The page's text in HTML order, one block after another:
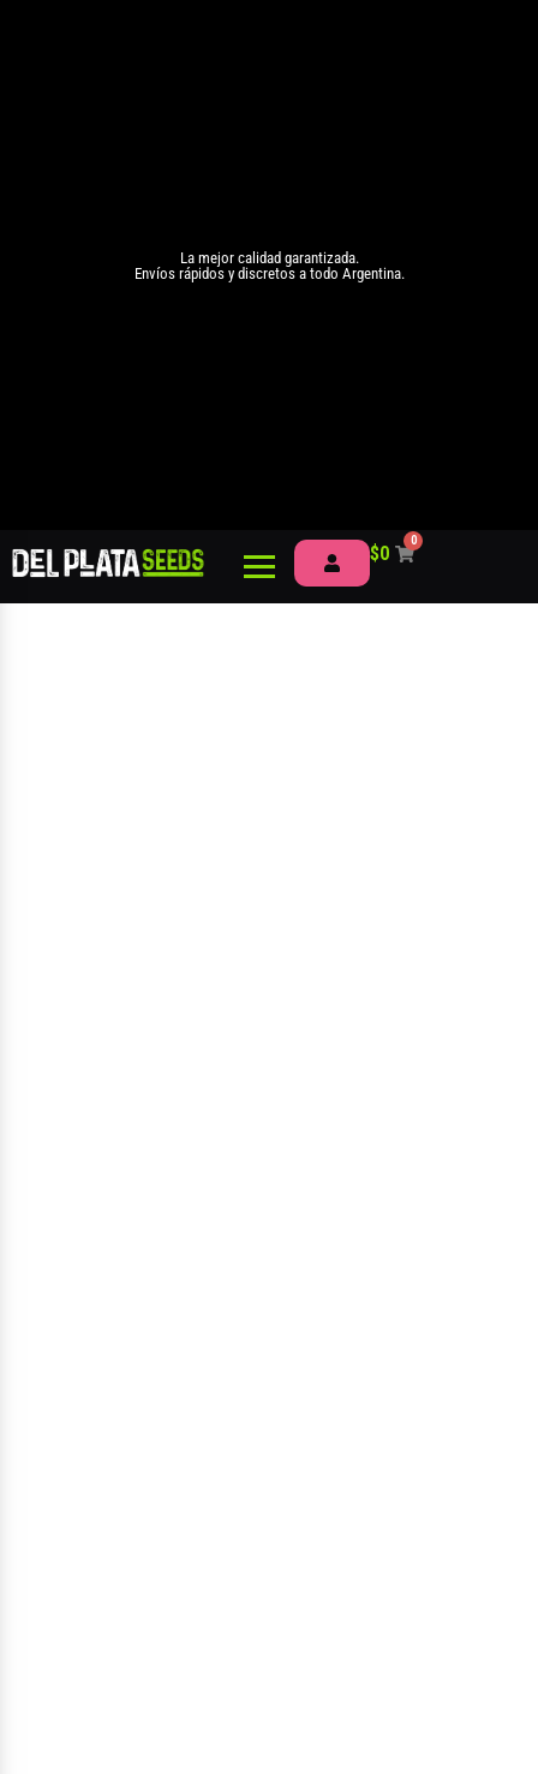
La mejor calidad garantizada.
Envíos rápidos y discretos a todo Argentina.
$0
0